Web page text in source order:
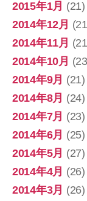
2015年1月 (21)
2014年12月
2014年11月
2014年10月
2014年9月 (21)
2014年8月 (24)
2014年7月 (23)
2014年6月 (25)
2014年5月 (27)
2014年4月 (26)
2014年3月 (26)